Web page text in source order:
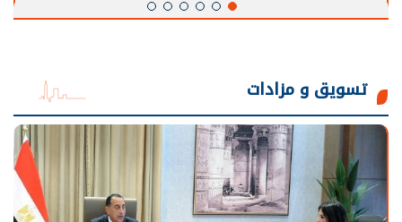
تسويق و مزادات